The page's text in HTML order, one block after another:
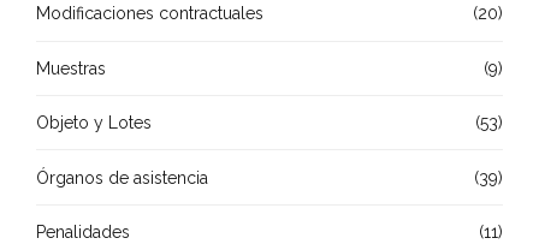
Modificaciones contractuales (20)
Muestras (9)
Objeto y Lotes (53)
Órganos de asistencia (39)
Penalidades (11)